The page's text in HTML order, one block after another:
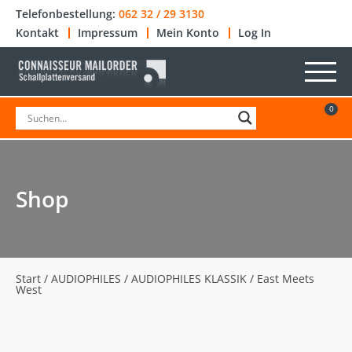
Telefonbestellung: 062 32 / 29 3130
Kontakt
Impressum Mein Konto Log In
0
Shop
Start / AUDIOPHILES / AUDIOPHILES KLASSIK / East Meets
West